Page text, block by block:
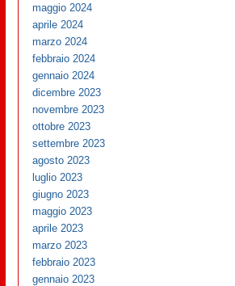
maggio 2024
aprile 2024
marzo 2024
febbraio 2024
gennaio 2024
dicembre 2023
novembre 2023
ottobre 2023
settembre 2023
agosto 2023
luglio 2023
giugno 2023
maggio 2023
aprile 2023
marzo 2023
febbraio 2023
gennaio 2023